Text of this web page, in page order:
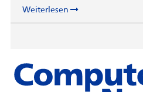
Weiterlesen